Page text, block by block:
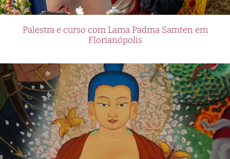
Palestra e curso com Lama Padma Samten em
Florianópolis